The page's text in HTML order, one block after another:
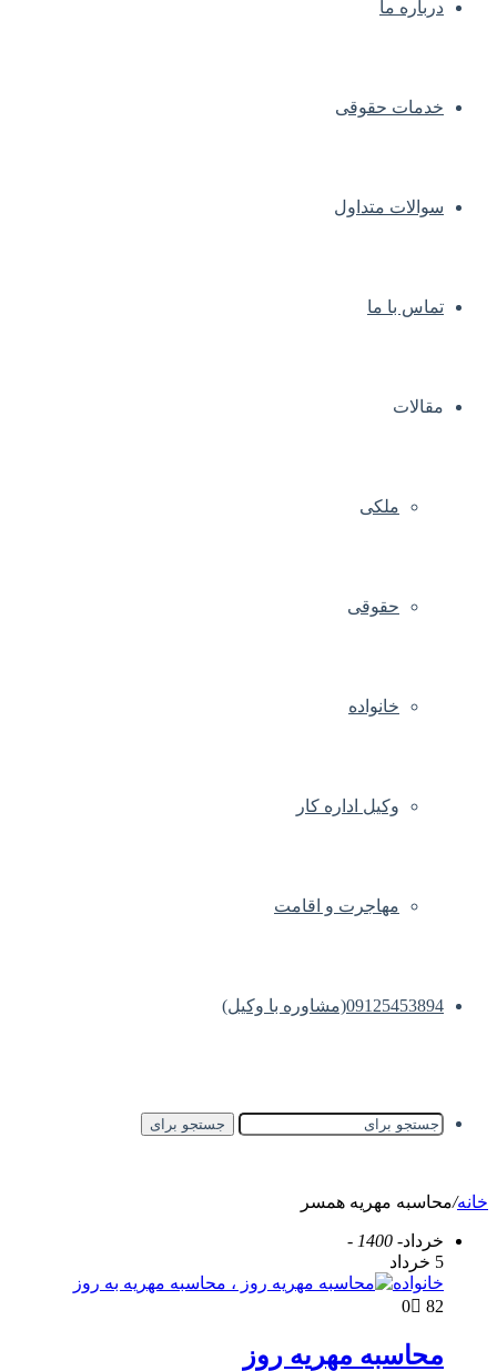
درباره ما
خدمات حقوقی
سوالات متداول
تماس با ما
مقالات
ملکی
حقوقی
خانواده
وکیل اداره کار
مهاجرت و اقامت
09125453894(مشاوره با وکیل)
جستجو برای
خانه/محاسبه مهریه همسر
خرداد- 1400 -
5 خرداد
خانواده
0
82
محاسبه مهریه روز